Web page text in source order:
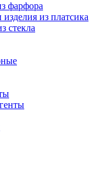
фарфора
из платсика
стекла